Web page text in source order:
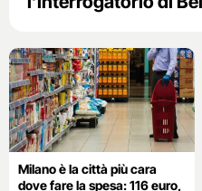
Milano è la città più cara
dove fare la spesa: 116 euro,